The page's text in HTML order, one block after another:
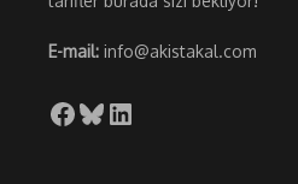
E-mail: info@akistakal.com
Facebook
Bluesky
LinkedIn